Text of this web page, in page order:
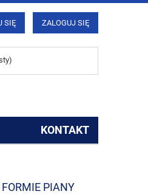
SIĘ ZALOGUJ SIĘ
KONTAKT
PIANY